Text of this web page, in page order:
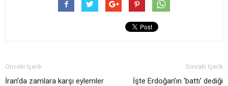
Önceki İçerik
İran’da zamlara karşı eylemler
Sonraki İçerik
İşte Erdoğan’ın ‘battı’ dediği